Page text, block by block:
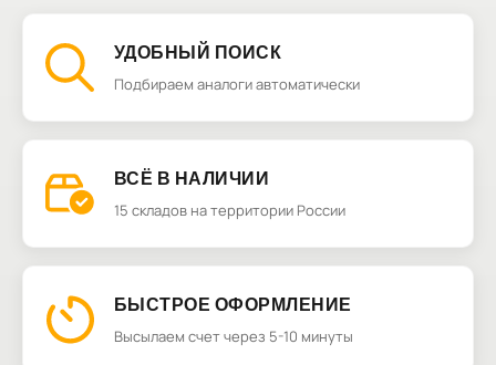
УДОБНЫЙ ПОИСК
Подбираем аналоги автоматически
ВСЁ В НАЛИЧИИ
15 складов на территории России
БЫСТРОЕ ОФОРМЛЕНИЕ
Высылаем счет через 5-10 минуты